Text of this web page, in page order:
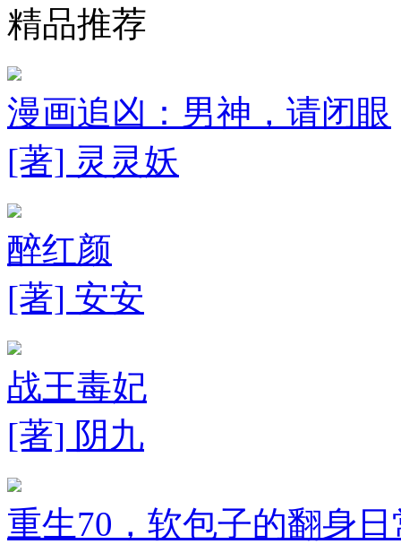
精品推荐
漫画追凶：男神，请闭眼
[著] 灵灵妖
醉红颜
[著] 安安
战王毒妃
[著] 阴九
重生70，软包子的翻身日